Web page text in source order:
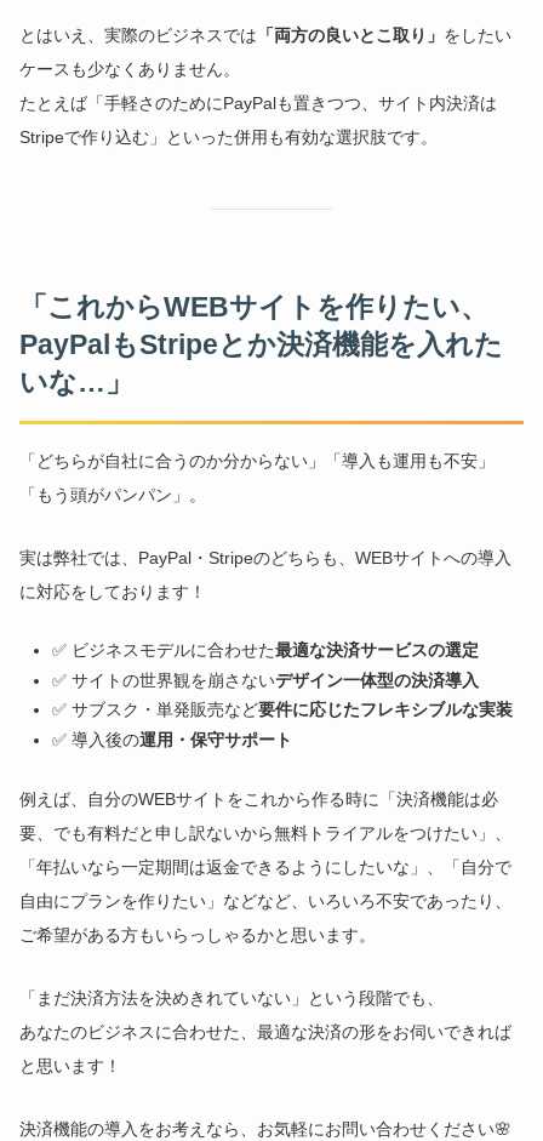
とはいえ、実際のビジネスでは 「両方の良いとこ取り」 をしたい
ケースも少なくありません。
たとえば「手軽さのためにPayPalも置きつつ、サイト内決済は
Stripeで作り込む」といった併用も有効な選択肢です。
「これからWEBサイトを作りたい、
PayPalもStripeとか決済機能を入れた
いな…」
「どちらが自社に合うのか分からない」「導入も運用も不安」
「もう頭がパンパン」。
実は弊社では、PayPal・Stripeのどちらも、WEBサイトへの導入
に対応をしております！
✅ ビジネスモデルに合わせた最適な決済サービスの選定
✅ サイトの世界観を崩さないデザイン一体型の決済導入
✅ サブスク・単発販売など要件に応じたフレキシブルな実装
✅ 導入後の運用・保守サポート
例えば、自分のWEBサイトをこれから作る時に「決済機能は必
要、でも有料だと申し訳ないから無料トライアルをつけたい」、
「年払いなら一定期間は返金できるようにしたいな」、「自分で
自由にプランを作りたい」などなど、いろいろ不安であったり、
ご希望がある方もいらっしゃるかと思います。
「まだ決済方法を決めきれていない」という段階でも、
あなたのビジネスに合わせた、最適な決済の形をお伺いできれば
と思います！
決済機能の導入をお考えなら、お気軽にお問い合わせください🌸